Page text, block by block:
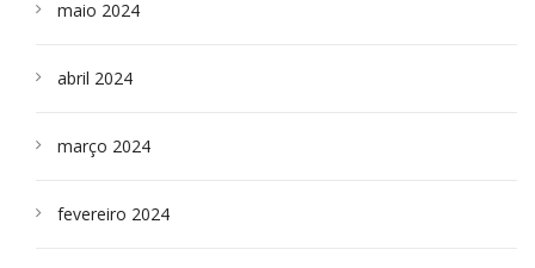
maio 2024
abril 2024
março 2024
fevereiro 2024